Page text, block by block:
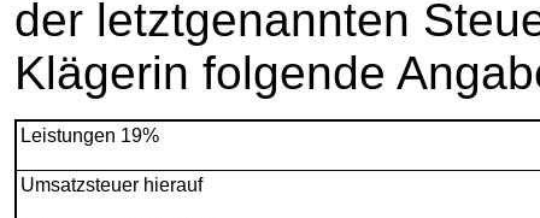
der letztgenannten
Klägerin folgende
Leistungen 19%
Umsatzsteuer hierauf